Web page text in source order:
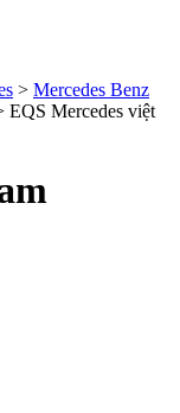
> Mercedes Benz
EQS Mercedes việt